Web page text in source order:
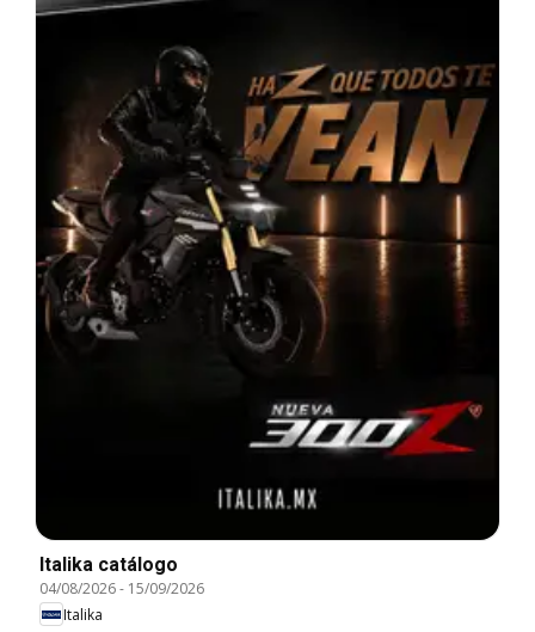
Italika catálogo
04/08/2026- 15/09/2026
Italika